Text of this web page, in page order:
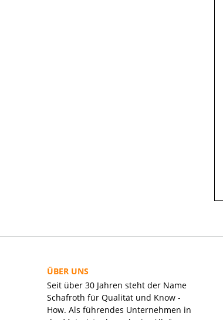
ÜBER UNS
Seit über 30 Jahren steht der Name
Schafroth für Qualität und Know -
How. Als führendes Unternehmen in